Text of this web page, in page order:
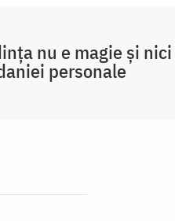
nu e magie și
personale